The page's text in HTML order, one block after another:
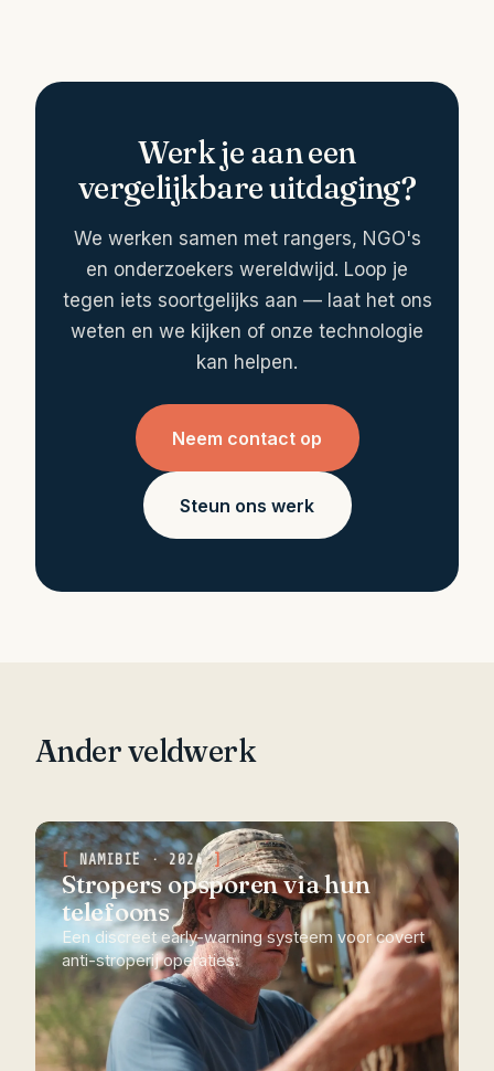
Werk je aan een
vergelijkbare uitdaging?
We werken samen met rangers, NGO's
en onderzoekers wereldwijd. Loop je
tegen iets soortgelijks aan — laat het ons
weten en we kijken of onze technologie
kan helpen.
Neem contact op
Steun ons werk
Ander veldwerk
NAMIBIË · 2024
Stropers opsporen via hun
telefoons
Een discreet early-warning systeem voor covert
anti-stroperij operaties.